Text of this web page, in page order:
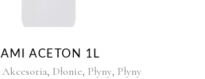
AMI ACETON 1L
Akcesoria, Dłonie, Płyny, Płyny